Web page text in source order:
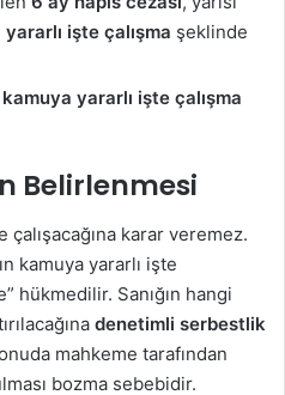
işte çalışma şeklinde
yararlı işte çalışma
Belirlenmesi
çalışacağına karar veremez.
kamuya yararlı işte
hükmedilir. Sanığın hangi
denetimli serbestlik
mahkeme tarafından
bozma sebebidir.